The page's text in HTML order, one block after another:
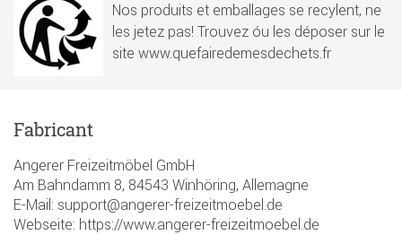
Nos produits et emballages se recylent, ne
les jetez pas! Trouvez óu les déposer sur le
site www.quefairedemesdechets.fr
Fabricant
Angerer Freizeitmöbel GmbH
Am Bahndamm 8, 84543 Winhöring, Allemagne
E-Mail: support@angerer-freizeitmoebel.de
Webseite: https://www.angerer-freizeitmoebel.de